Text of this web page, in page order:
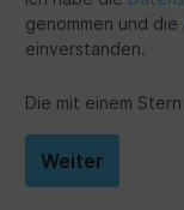
genommen und die
einverstanden.
Die mit einem
Weiter